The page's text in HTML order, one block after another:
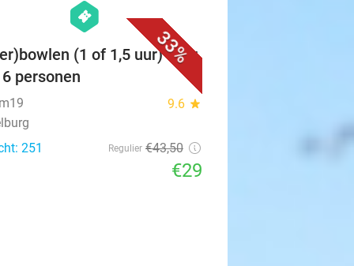
33%
hexagon
events
(1 of 1,5 uur) voor
personen
9.6 star
251
Regulier €43,50
€29